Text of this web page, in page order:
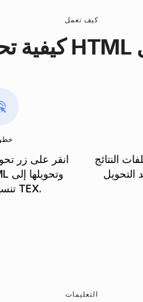
كيف تعمل
انقر على زر
تنسيق النتيجة TEX.
النتائج
التعليمات